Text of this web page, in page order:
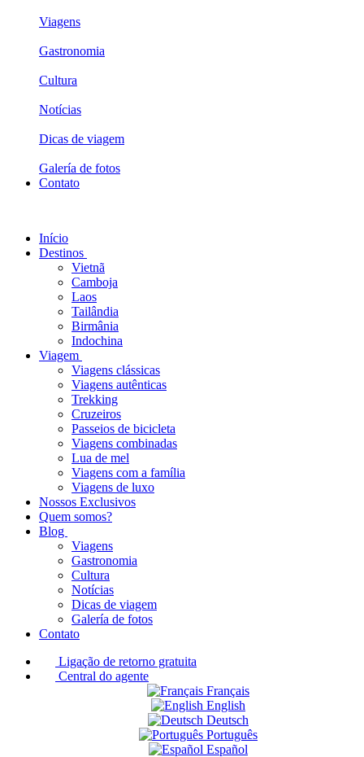
Viagens
Gastronomia
Cultura
Notícias
Dicas de viagem
Galería de fotos
Contato
Início
Destinos
Vietnã
Camboja
Laos
Tailândia
Birmânia
Indochina
Viagem
Viagens clássicas
Viagens autênticas
Trekking
Cruzeiros
Passeios de bicicleta
Viagens combinadas
Lua de mel
Viagens com a família
Viagens de luxo
Nossos Exclusivos
Quem somos?
Blog
Viagens
Gastronomia
Cultura
Notícias
Dicas de viagem
Galería de fotos
Contato
Ligação de retorno gratuita
Central do agente
Français
English
Deutsch
Português
Español